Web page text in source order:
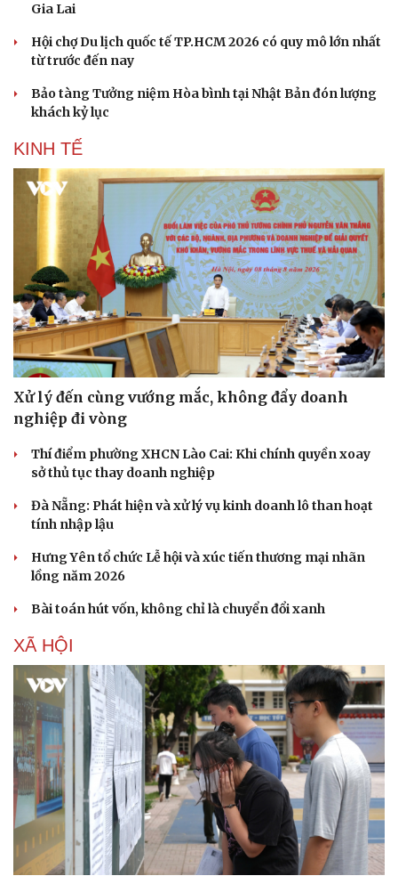
Cải chính
Gia Lai
Hội chợ Du lịch quốc tế TP.HCM 2026 có quy mô lớn nhất
từ trước đến nay
Bảo tàng Tưởng niệm Hòa bình tại Nhật Bản đón lượng
khách kỷ lục
KINH TẾ
Xử lý đến cùng vướng mắc, không đẩy doanh
nghiệp đi vòng
Thí điểm phường XHCN Lào Cai: Khi chính quyền xoay
sở thủ tục thay doanh nghiệp
Đà Nẵng: Phát hiện và xử lý vụ kinh doanh lô than hoạt
tính nhập lậu
Hưng Yên tổ chức Lễ hội và xúc tiến thương mại nhãn
lồng năm 2026
Bài toán hút vốn, không chỉ là chuyển đổi xanh
XÃ HỘI